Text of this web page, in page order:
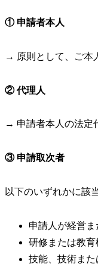
① 申請者本人
→ 原則として、ご本
② 代理人
→ 申請者本人の法定
③ 申請取次者
以下のいずれかに該
申請人が経営
研修または教
技能、技術ま